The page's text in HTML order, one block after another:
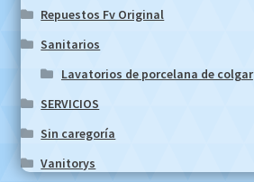
Repuestos Fv Original
Sanitarios
Lavatorios de porcelana de colgar
SERVICIOS
Sin caregoría
Vanitorys